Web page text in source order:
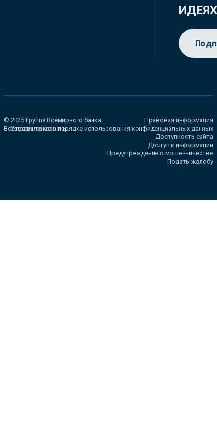
ИДЕЯХ
© 2025 Группа Всемирного банка.
Все права сохранены.
Правовая информация
Уведомление о порядке использования конфиденциальных данных
Доступность сайта
Доступ к информации
Предупреждение о мошенничестве
Подать жалобу